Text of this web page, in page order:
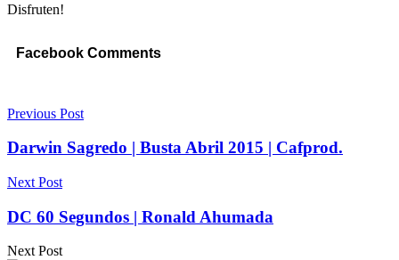
Disfruten!
Facebook Comments
Previous Post
Darwin Sagredo | Busta Abril 2015 | Cafprod.
Next Post
DC 60 Segundos | Ronald Ahumada
Next Post